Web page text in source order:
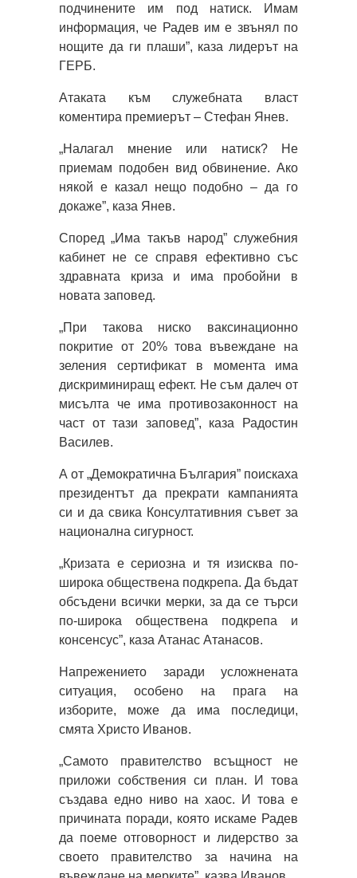
подчинените им под натиск. Имам
информация, че Радев им е звънял по
нощите да ги плаши”, каза лидерът на
ГЕРБ.
Атаката към служебната власт
коментира премиерът – Стефан Янев.
„Налагал мнение или натиск? Не
приемам подобен вид обвинение. Ако
някой е казал нещо подобно – да го
докаже”, каза Янев.
Според „Има такъв народ” служебния
кабинет не се справя ефективно със
здравната криза и има пробойни в
новата заповед.
„При такова ниско ваксинационно
покритие от 20% това въвеждане на
зеления сертификат в момента има
дискриминиращ ефект. Не съм далеч от
мисълта че има противозаконност на
част от тази заповед”, каза Радостин
Василев.
А от „Демократична България” поискаха
президентът да прекрати кампанията
си и да свика Консултативния съвет за
национална сигурност.
„Кризата е сериозна и тя изисква по-
широка обществена подкрепа. Да бъдат
обсъдени всички мерки, за да се търси
по-широка обществена подкрепа и
консенсус”, каза Атанас Атанасов.
Напрежението заради усложнената
ситуация, особено на прага на
изборите, може да има последици,
смята Христо Иванов.
„Самото правителство всъщност не
приложи собствения си план. И това
създава едно ниво на хаос. И това е
причината поради, която искаме Радев
да поеме отговорност и лидерство за
своето правителство за начина на